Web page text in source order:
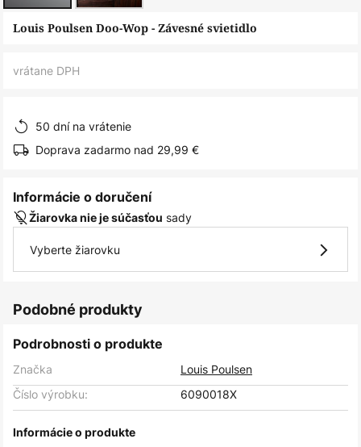
Preskočiť
Louis Poulsen Doo-Wop - Závesné svietidlo
vrátane DPH
50 dní na vrátenie
Doprava zadarmo nad 29,99 €
Informácie o doručení
Žiarovka nie je súčasťou sady
Vyberte žiarovku
Podobné produkty
Podrobnosti o produkte
Značka
Louis Poulsen
Číslo výrobku:
6090018X
Informácie o produkte